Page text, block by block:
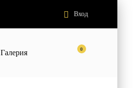
Вход
0
Галерия